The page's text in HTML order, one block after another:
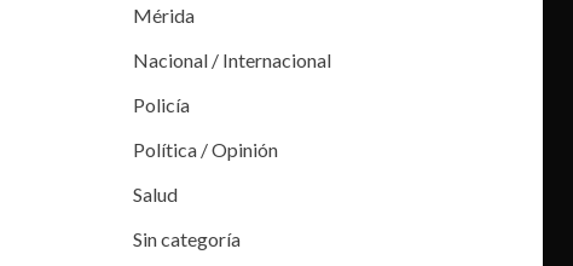
Mérida
Nacional / Internacional
Policía
Política / Opinión
Salud
Sin categoría